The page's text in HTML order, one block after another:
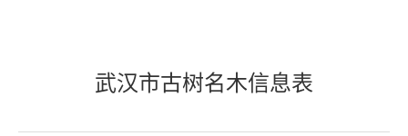
武汉市古树名木信息表